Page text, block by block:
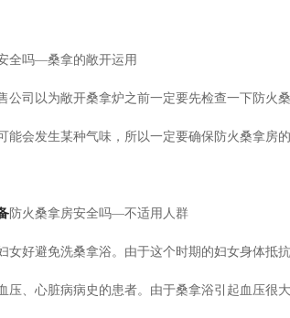
全吗—桑拿的敞开运用
公司以为敞开桑拿炉之前一定要先检查一下防火
能会发生某种气味，所以一定要确保防火桑拿房的
防火桑拿房安全吗—不适用人群
女好避免洗桑拿浴。由于这个时期的妇女身体抵
压、心脏病病史的患者。由于桑拿浴引起血压很